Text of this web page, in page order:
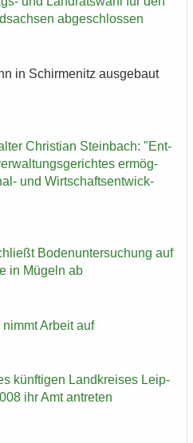
ab­ge­schlos­sen
in Schir­menitz aus­ge­baut
Chris­ti­an Stein­bach: "Ent­
er­mög­
und Wirt­schafts­ent­wick­
Bo­den­un­ter­su­chung auf
in Mü­geln ab
Ar­beit auf
künf­ti­gen Land­krei­ses Leip­
ihr Amt an­tre­ten